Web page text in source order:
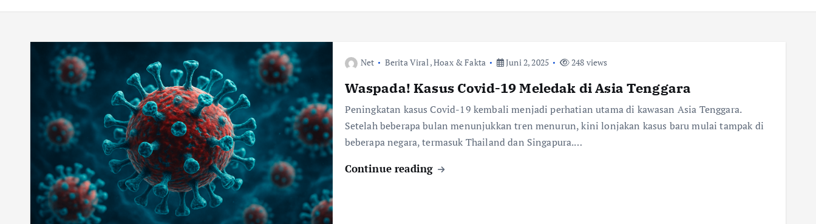
Net Berita Viral,Hoax & Fakta Juni 2, 2025 248 views
Waspada! Kasus Covid-19 Meledak di Asia Tenggara
Peningkatan kasus Covid-19 kembali menjadi perhatian utama di kawasan Asia Tenggara.
Setelah beberapa bulan menunjukkan tren menurun, kini lonjakan kasus baru mulai tampak di
beberapa negara, termasuk Thailand dan Singapura.…
Continue reading